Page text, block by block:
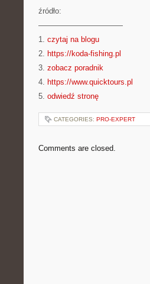
źródło:
———————————
1. czytaj na blogu
2. https://koda-fishing.pl
3. zobacz poradnik
4. https://www.quicktours.pl
5. odwiedź stronę
CATEGORIES: PRO-EXPERT
Comments are closed.